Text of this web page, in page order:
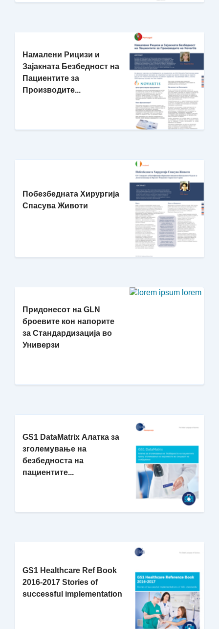
Намалени Рицизи и
Зајакната Безбедност на
Пациентите за
Производите...
Побезбедната Хирургија
Спасува Животи
Придонесот на GLN
броевите кон напорите
за Стандардизација во
Универзи
GS1 DataMatrix Алатка за
зголемување на
безбедноста на
пациентите...
GS1 Healthcare Ref Book
2016-2017 Stories of
successful implementation